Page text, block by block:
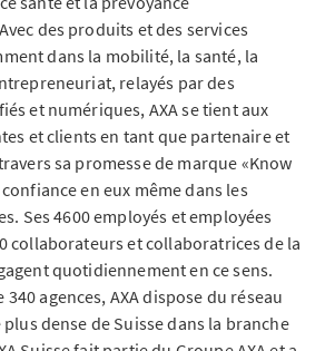
des produits et des services
dans la mobilité, la santé, la
relayés par des
et numériques, AXA se tient aux
et clients en tant que partenaire et
sa promesse de marque «Know
en eux même dans les
Ses 4600 employés et employées
collaborateurs et collaboratrices de la
quotidiennement en ce sens.
agences, AXA dispose du réseau
dense de Suisse dans la branche